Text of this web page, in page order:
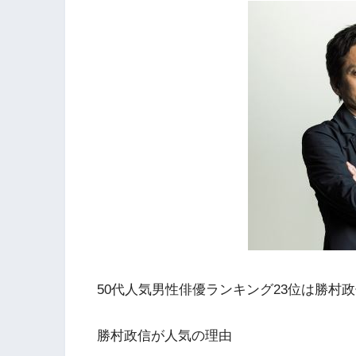
50代人気男性俳優ランキング23位は勝村
勝村政信が人気の理由